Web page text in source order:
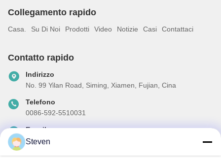
Collegamento rapido
Casa. Su Di Noi Prodotti Video Notizie Casi Contattaci
Contatto rapido
Indirizzo
No. 99 Yilan Road, Siming, Xiamen, Fujian, Cina
Telefono
0086-592-5510031
E-mail
steven@winley-electric.com
Steven